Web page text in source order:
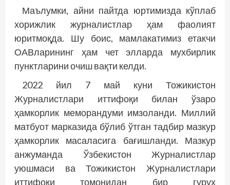
Маълумки, айни пайтда юртимизда кўплаб
хорижлик журналистлар ҳам фаолият
юритмоқда. Шу боис, мамлакатимиз етакчи
ОАВларининг ҳам чет элларда мухбирлик
пунктларини очиш вақти келди.
2022 йил 7 май куни Тожикистон
Журналистлари иттифоқи билан ўзаро
ҳамкорлик меморандуми имзоланди. Миллий
матбуот марказида бўлиб ўтган тадбир мазкур
ҳамкорлик масаласига бағишланди. Мазкур
анжуманда Ўзбекистон Журналистлар
уюшмаси ва Тожикистон Журналистлари
иттифоқи томонидан бир гуруҳ